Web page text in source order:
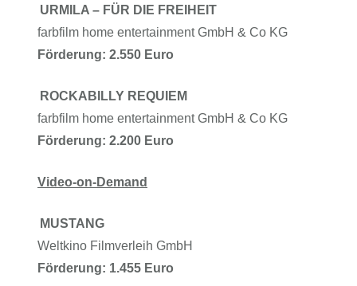
URMILA – FÜR DIE FREIHEIT
farbfilm home entertainment GmbH & Co KG
Förderung: 2.550 Euro
ROCKABILLY REQUIEM
farbfilm home entertainment GmbH & Co KG
Förderung: 2.200 Euro
Video-on-Demand
MUSTANG
Weltkino Filmverleih GmbH
Förderung: 1.455 Euro